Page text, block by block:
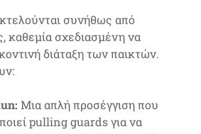
συνήθως από
καθεμία σχεδιασμένη να
διάταξη των παικτών.
Μια απλή προσέγγιση που
pulling guards για να